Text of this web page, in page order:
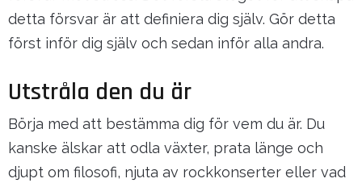
detta försvar är att definiera dig själv. Gör detta
först inför dig själv och sedan inför alla andra.
Utstråla den du är
Börja med att bestämma dig för vem du är. Du
kanske älskar att odla växter, prata länge och
djupt om filosofi, njuta av rockkonserter eller vad